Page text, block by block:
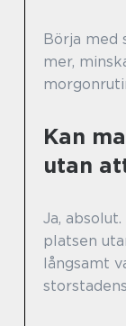
Börja med
mer,
Kan
utan
Ja,
platsen
långsamt